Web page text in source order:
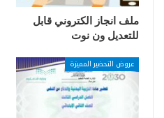
ملف انجاز الكتروني قابل
للتعديل ون نوت
عروض التحضير المميزة